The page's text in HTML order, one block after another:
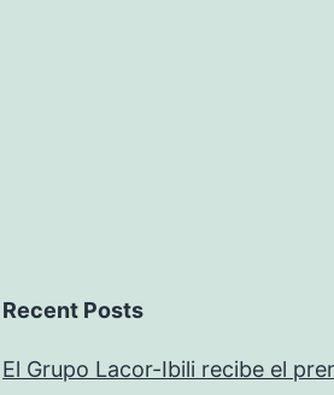
Recent Posts
El Grupo Lacor-Ibili recibe el